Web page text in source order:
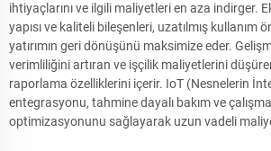
ihtiyaçlarını ve ilgili maliyetleri en aza indirger.
yapısı ve kaliteli bileşenleri, uzatılmış kullanım
yatırımın geri dönüşünü maksimize eder.
verimliliğini artıran ve işçilik maliyetlerini
raporlama özelliklerini içerir. IoT (Nesnelerin
entegrasyonu, tahmine dayalı bakım ve
optimizasyonunu sağlayarak uzun vadeli